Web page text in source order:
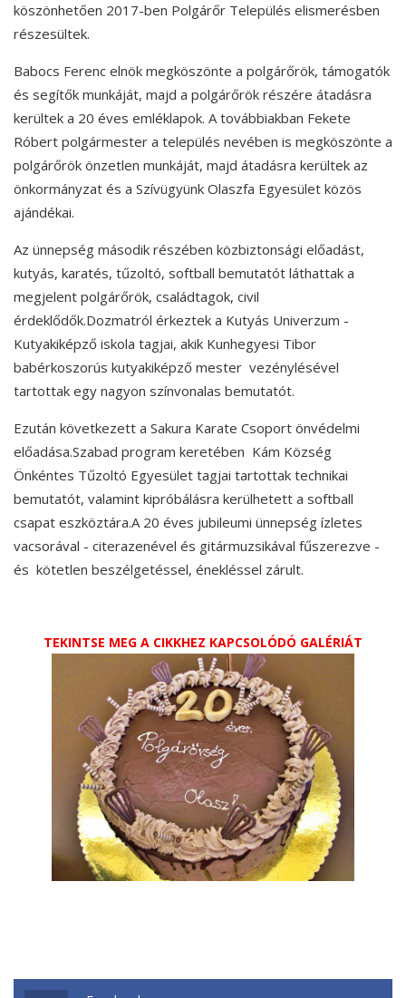
köszönhetően 2017-ben Polgárőr Település elismerésben
részesültek.
Babocs Ferenc elnök megköszönte a polgárőrök, támogatók
és segítők munkáját, majd a polgárőrök részére átadásra
kerültek a 20 éves emléklapok. A továbbiakban Fekete
Róbert polgármester a település nevében is megköszönte a
polgárőrök önzetlen munkáját, majd átadásra kerültek az
önkormányzat és a Szívügyünk Olaszfa Egyesület közös
ajándékai.
Az ünnepség második részében közbiztonsági előadást,
kutyás, karatés, tűzoltó, softball bemutatót láthattak a
megjelent polgárőrök, családtagok, civil
érdeklődők.Dozmatról érkeztek a Kutyás Univerzum -
Kutyakiképző iskola tagjai, akik Kunhegyesi Tibor
babérkoszorús kutyakiképző mester vezénylésével
tartottak egy nagyon színvonalas bemutatót.
Ezután következett a Sakura Karate Csoport önvédelmi
előadása.Szabad program keretében Kám Község
Önkéntes Tűzoltó Egyesület tagjai tartottak technikai
bemutatót, valamint kipróbálásra kerülhetett a softball
csapat eszköztára.A 20 éves jubileumi ünnepség ízletes
vacsorával - citerazenével és gitármuzsikával fűszerezve -
és kötetlen beszélgetéssel, énekléssel zárult.
TEKINTSE MEG A CIKKHEZ KAPCSOLÓDÓ GALÉRIÁT